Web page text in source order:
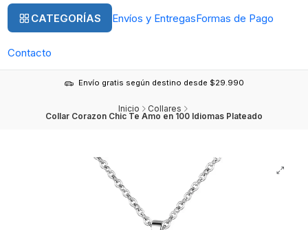
CATEGORÍAS Envíos y EntregasFormas de Pago
Contacto
Envío gratis según destino desde $29.990
Inicio Collares
Collar Corazon Chic Te Amo en 100 Idiomas Plateado